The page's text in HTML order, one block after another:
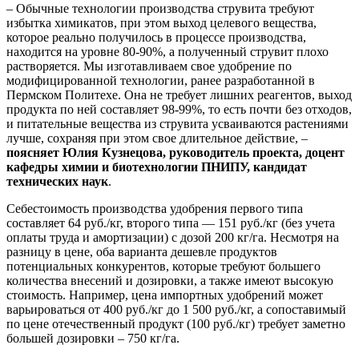
– Обычные технологии производства струвита требуют
избытка химикатов, при этом выход целевого вещества,
которое реально получилось в процессе производства,
находится на уровне 80-90%, а полученный струвит плохо
растворяется. Мы изготавливаем свое удобрение по
модифицированной технологии, ранее разработанной в
Пермском Политехе. Она не требует лишних реагентов, выход
продукта по ней составляет 98-99%, то есть почти без отходов,
и питательные вещества из струвита усваиваются растениями
лучше, сохраняя при этом свое длительное действие, –
поясняет Юлия Кузнецова, руководитель проекта, доцент
кафедры химии и биотехнологии ПНИПУ, кандидат
технических наук.
Себестоимость производства удобрения первого типа
составляет 64 руб./кг, второго типа — 151 руб./кг (без учета
оплаты труда и амортизации) с дозой 200 кг/га. Несмотря на
разницу в цене, оба варианта дешевле продуктов
потенциальных конкурентов, которые требуют большего
количества внесений и дозировки, а также имеют высокую
стоимость. Например, цена импортных удобрений может
варьироваться от 400 руб./кг до 1 500 руб./кг, а сопоставимый
по цене отечественный продукт (100 руб./кг) требует заметно
большей дозировки – 750 кг/га.